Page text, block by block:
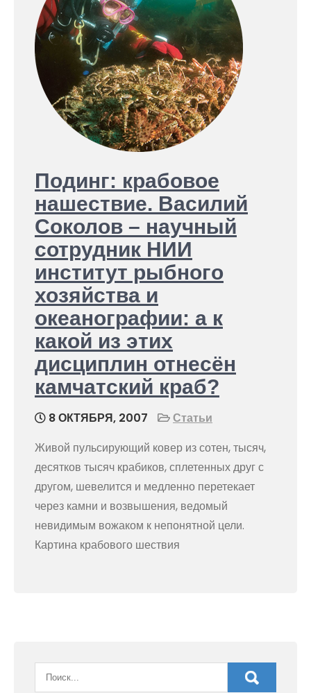
Подинг: крабовое
нашествие. Василий
Соколов – научный
сотрудник НИИ
институт рыбного
хозяйства и
океанографии: а к
какой из этих
дисциплин отнесён
камчатский краб?
8 ОКТЯБРЯ, 2007
Статьи
Живой пульсирующий ковер из сотен, тысяч,
десятков тысяч крабиков, сплетенных друг с
другом, шевелится и медленно перетекает
через камни и возвышения, ведомый
невидимым вожаком к непонятной цели.
Картина крабового шествия